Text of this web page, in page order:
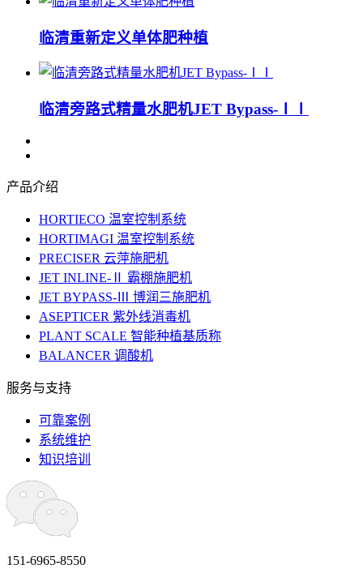
临清重新定义单体肥种植
临清旁路式精量水肥机JET Bypass-ⅠⅠ
产品介绍
HORTIECO 温室控制系统
HORTIMAGI 温室控制系统
PRECISER 云萍施肥机
JET INLINE-Ⅱ 霸棚施肥机
JET BYPASS-Ⅲ 博润三施肥机
ASEPTICER 紫外线消毒机
PLANT SCALE 智能种植基质称
BALANCER 调酸机
服务与支持
可靠案例
系统维护
知识培训
151-6965-8550